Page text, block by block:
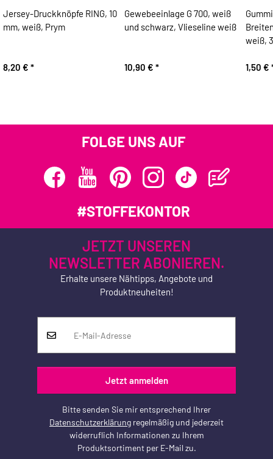
Jersey-Druckknöpfe RING, 10
mm, weiß, Prym
8,20 € *
Gewebeeinlage G 700, weiß
und schwarz, Vlieseline weiß
10,90 € *
weiß,
1,50 €
FOLGE UNS AUF
#STOFFEKONTOR
JETZT UNSEREN
NEWSLETTER ABONIEREN.
Erhalte unsere Nähtipps, Angebote und
Produktneuheiten!
Jetzt anmelden
Bitte senden Sie mir entsprechend Ihrer
Datenschutzerklärung regelmäßig und jederzeit
widerruflich Informationen zu Ihrem
Produktsortiment per E-Mail zu.